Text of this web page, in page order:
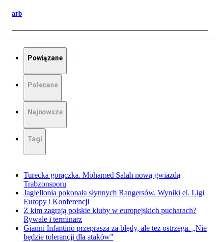
arb
Powiązane
Polecane
Najnowsze
Tagi
Turecka gorączka. Mohamed Salah nową gwiazdą
Trabzonsporu
Jagiellonia pokonała słynnych Rangersów. Wyniki el. Ligi
Europy i Konferencji
Z kim zagrają polskie kluby w europejskich pucharach?
Rywale i terminarz
Gianni Infantino przeprasza za błędy, ale też ostrzega. „Nie
będzie tolerancji dla ataków”